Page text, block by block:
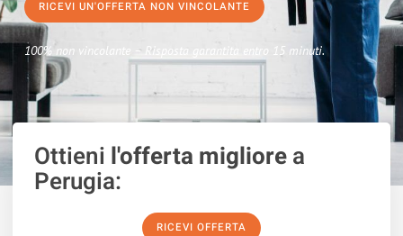
RICEVI UN'OFFERTA NON VINCOLANTE
100% non vincolante – Risposta garantita entro 15 minuti.
Ottieni l'offerta migliorea
Perugia:
RICEVI OFFERTA